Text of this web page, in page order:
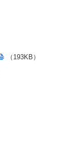
（193KB）